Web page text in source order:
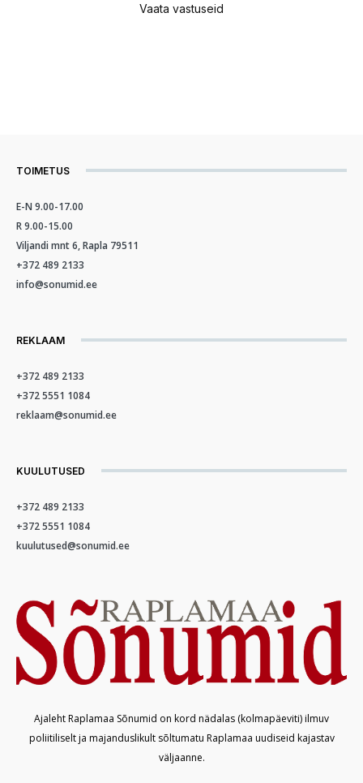
Vaata vastuseid
TOIMETUS
E-N 9.00-17.00
R 9.00-15.00
Viljandi mnt 6, Rapla 79511
+372 489 2133
info@sonumid.ee
REKLAAM
+372 489 2133
+372 5551 1084
reklaam@sonumid.ee
KUULUTUSED
+372 489 2133
+372 5551 1084
kuulutused@sonumid.ee
Ajaleht Raplamaa Sõnumid on kord nädalas (kolmapäeviti) ilmuv
poliitiliselt ja majanduslikult sõltumatu Raplamaa uudiseid kajastav
väljaanne.